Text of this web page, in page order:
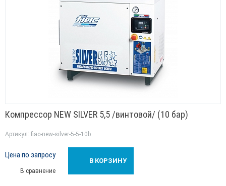
Компрессор NEW SILVER 5,5 /винтовой/ (10 бар)
Артикул: fiac-new-silver-5-5-10b
Цена по запросу
В сравнение
В КОРЗИНУ